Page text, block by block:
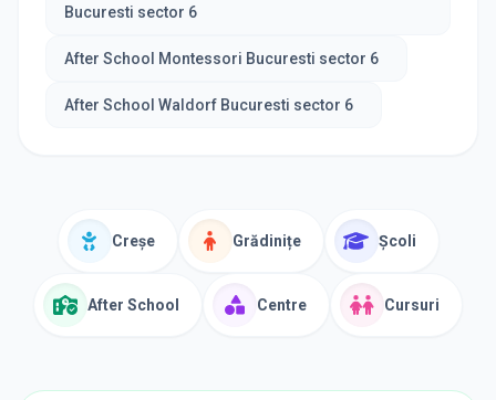
Bucuresti sector 6
After School Montessori Bucuresti sector 6
After School Waldorf Bucuresti sector 6
Creșe Grădinițe Școli
After School Centre Cursuri